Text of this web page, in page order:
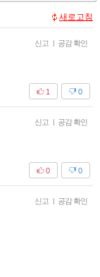
새로고침
신고 | 공감 확인
0
1
신고 | 공감 확인
0
0
신고 | 공감 확인